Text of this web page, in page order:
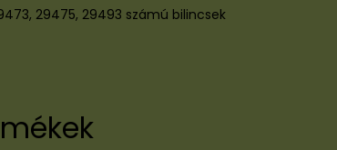
29475, 29493 számú bilincsek